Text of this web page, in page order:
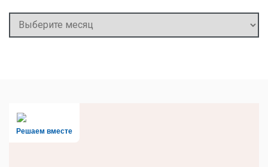
Архивы
Решаем вместе